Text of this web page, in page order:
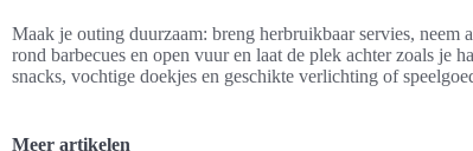
Maak je outing duurzaam: breng herbruikbaar servies, neem
rond barbecues en open vuur en laat de plek achter zoals je
snacks, vochtige doekjes en geschikte verlichting of
Meer artikelen